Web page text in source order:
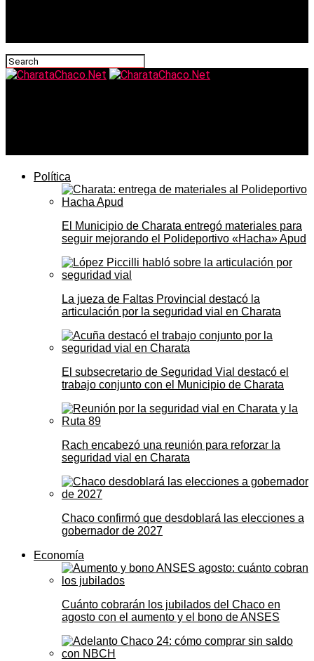
Política
El Municipio de Charata entregó materiales para
seguir mejorando el Polideportivo «Hacha» Apud
La jueza de Faltas Provincial destacó la
articulación por la seguridad vial en Charata
El subsecretario de Seguridad Vial destacó el
trabajo conjunto con el Municipio de Charata
Rach encabezó una reunión para reforzar la
seguridad vial en Charata
Chaco confirmó que desdoblará las elecciones a
gobernador de 2027
Economía
Cuánto cobrarán los jubilados del Chaco en
agosto con el aumento y el bono de ANSES